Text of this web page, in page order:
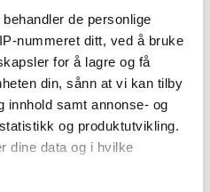
behandler de personlige
nummeret ditt, ved å bruke
for å lagre og få
din, sånn at vi kan tilby
innhold samt annonse- og
og produktutvikling.
dine data og i hvilke
PLUS
Høllen